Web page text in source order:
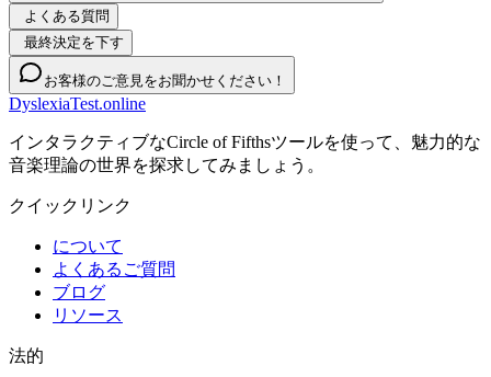
よくある質問
最終決定を下す
お客様のご意見をお聞かせください！
DyslexiaTest.online
インタラクティブなCircle of Fifthsツールを使って、魅力的な
音楽理論の世界を探求してみましょう。
クイックリンク
について
よくあるご質問
ブログ
リソース
法的